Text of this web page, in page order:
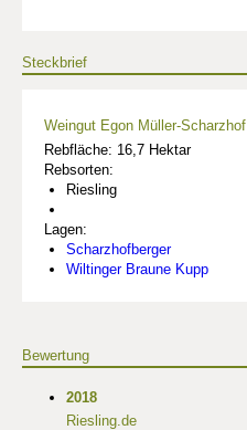
Steckbrief
Weingut Egon Müller-Scharzhof
Rebfläche: 16,7 Hektar
Rebsorten:
Riesling
Lagen:
Scharzhofberger
Wiltinger Braune Kupp
Bewertung
2018
Riesling.de